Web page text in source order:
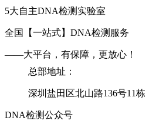
5大自主DNA检测实验室
全国【一站式】DNA检测服务
——大平台，有保障，更放心！
总部地址：
深圳盐田区北山路136号11栋
DNA检测公众号